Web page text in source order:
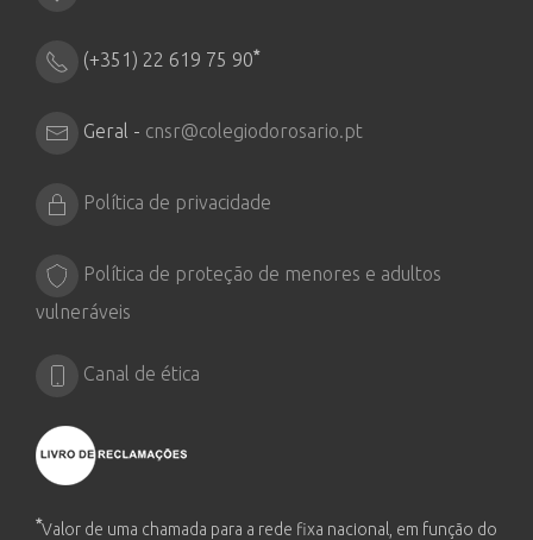
(+351) 22 619 75 90*
Geral - cnsr@colegiodorosario.pt
Política de privacidade
Política de proteção de menores e adultos
vulneráveis
Canal de ética
*Valor de uma chamada para a rede fixa nacional, em função do